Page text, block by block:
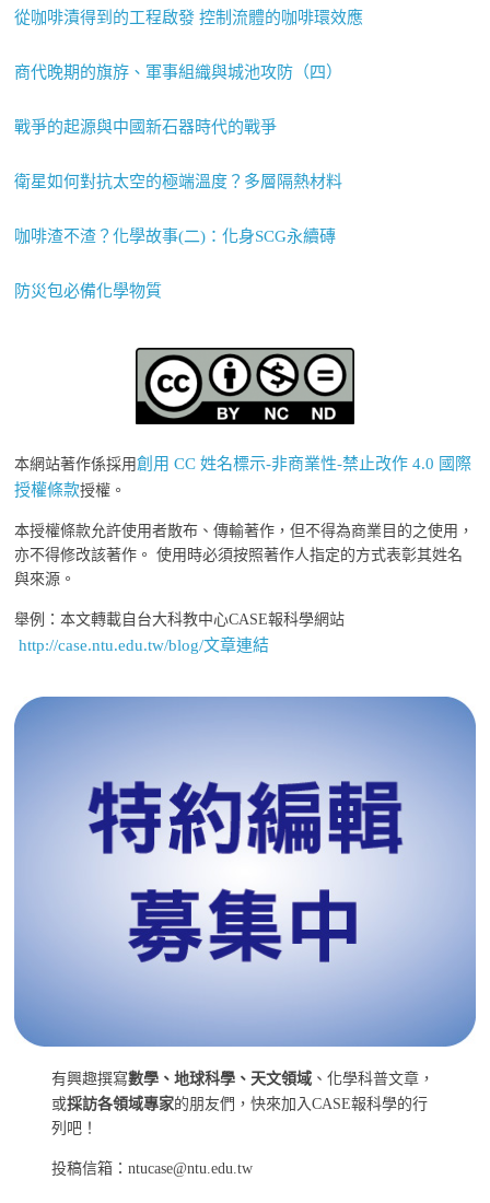
從咖啡漬得到的工程啟發 控制流體的咖啡環效應
商代晚期的旗斿、軍事組織與城池攻防（四）
戰爭的起源與中國新石器時代的戰爭
衛星如何對抗太空的極端溫度？多層隔熱材料
咖啡渣不渣？化學故事(二)：化身SCG永續磚
防災包必備化學物質
本網站著作係採用創用 CC 姓名標示-非商業性-禁止改作 4.0 國際
授權條款授權。
本授權條款允許使用者散布、傳輸著作，但不得為商業目的之使用，
亦不得修改該著作。 使用時必須按照著作人指定的方式表彰其姓名
與來源。
舉例：本文轉載自台大科教中心CASE報科學網站
http://case.ntu.edu.tw/blog/文章連結
有興趣撰寫數學、地球科學、天文領域 、化學科普文章，
或採訪各領域專家的朋友們，快來加入CASE報科學的行
列吧！
投稿信箱：ntucase@ntu.edu.tw